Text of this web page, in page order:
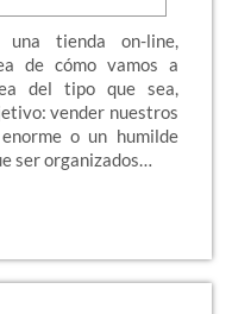
tienda on-line,
de cómo vamos a
del tipo que sea,
vender nuestros
o un humilde
ser organizados…